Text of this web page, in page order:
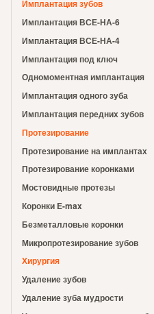
Имплантация зубов
Имплантация ВСЕ-НА-6
Имплантация ВСЕ-НА-4
Имплантация под ключ
Одномоментная имплантация
Имплантация одного зуба
Имплантация передних зубов
Протезирование
Протезирование на имплантах
Протезирование коронками
Мостовидные протезы
Коронки E-max
Безметалловые коронки
Микропротезирование зубов
Хирургия
Удаление зубов
Удаление зуба мудрости